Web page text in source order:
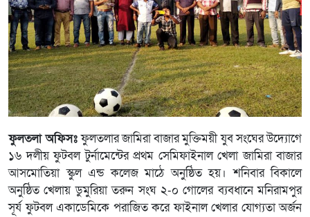
ফুলতলা অফিসঃফুলতলার জামিরা বাজার মুক্তিময়ী যুব সংঘের উদ্যোগে
১৬ দলীয় ফুটবল টুর্নামেন্টের প্রথম সেমিফাইনাল খেলা জামিরা বাজার
আসমোতিয়া স্কুল এন্ড কলেজ মাঠে অনুষ্ঠিত হয়। শনিবার বিকালে
অনুষ্ঠিত খেলায় ডুমুরিয়া তরুন সংঘ ২-০ গোলের ব্যবধানে মনিরামপুর
সূর্য ফুটবল একাডেমিকে পরাজিত করে ফাইনাল খেলার যোগ্যতা অর্জন